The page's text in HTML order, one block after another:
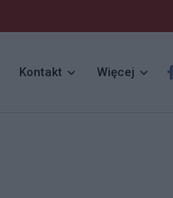
Kontakt Więcej